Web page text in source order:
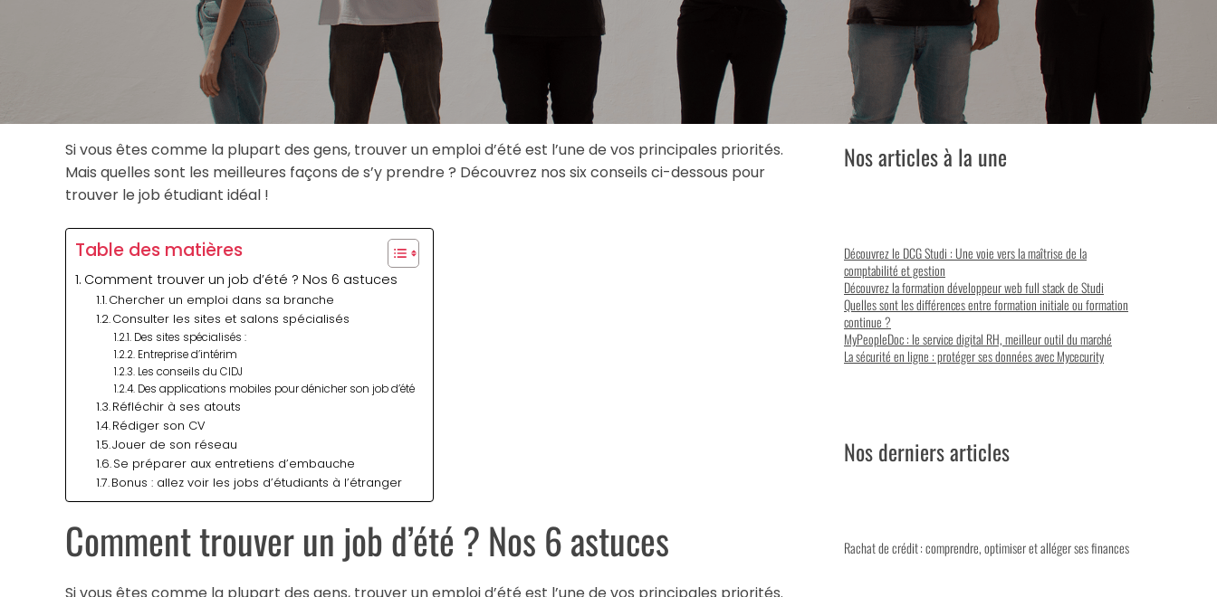
Si vous êtes comme la plupart des gens, trouver un emploi d’été est l’une de vos principales priorités.
Mais quelles sont les meilleures façons de s’y prendre ? Découvrez nos six conseils ci-dessous pour
trouver le job étudiant idéal !
Table des matières
Comment trouver un job d’été ? Nos 6 astuces
Chercher un emploi dans sa branche
Consulter les sites et salons spécialisés
Des sites spécialisés :
Entreprise d’intérim
Les conseils du CIDJ
Des applications mobiles pour dénicher son job d’été
Réfléchir à ses atouts
Rédiger son CV
Jouer de son réseau
Se préparer aux entretiens d’embauche
Bonus : allez voir les jobs d’étudiants à l’étranger
Comment trouver un job d’été ? Nos 6 astuces
Si vous êtes comme la plupart des gens, trouver un emploi d’été est l’une de vos principales priorités.
Nos articles à la une
Découvrez le DCG Studi : Une voie vers la maîtrise de la
comptabilité et gestion
Découvrez la formation développeur web full stack de Studi
Quelles sont les différences entre formation initiale ou formation
continue ?
MyPeopleDoc : le service digital RH, meilleur outil du marché
La sécurité en ligne : protéger ses données avec Mycecurity
Nos derniers articles
Rachat de crédit : comprendre, optimiser et alléger ses finances